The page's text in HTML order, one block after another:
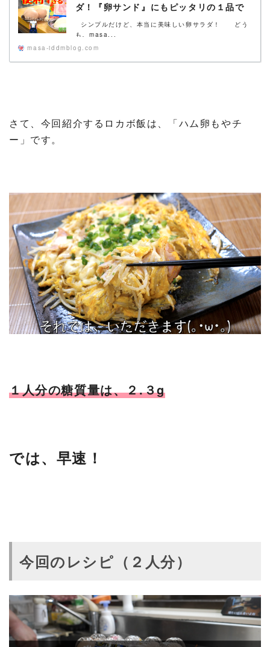
ダ！『卵サンド』にもピッタリの１品で
す♬
シンプルだけど、本当に美味しい卵サラダ！ どう
も。masa...
masa-iddmblog.com
さて、今回紹介するロカボ飯は、「ハム卵もやチ
ー」です。
１人分の糖質量は、２.３g
では、早速！
今回のレシピ（２人分）